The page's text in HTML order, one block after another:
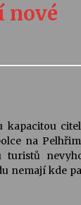
7.–1. 8. 2026
ve
nové
kapacitou
na
nemají kde